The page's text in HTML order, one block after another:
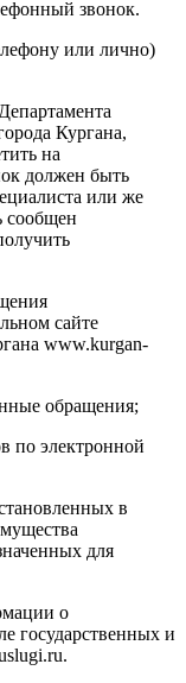
звонок.
или лично)
Кургана,
на
должен быть
или же
сообщен
сайте
www.kurgan-
обращения;
по электронной
в
для
о
государственных и